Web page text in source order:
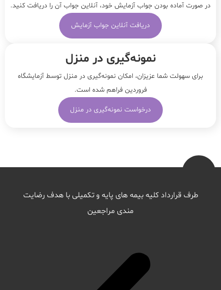
در صورت آماده بودن جواب آزمایش خود، آنلاین جواب‌ آن را دریافت کنید.
دریافت آنلاین جواب آزمایش
نمونه‌‌گیری در منزل
برای سهولت شما عزیزان، امکان نمونه‌گیری در منزل توسط آزمایشگاه
فروردین فراهم شده است.
درخواست نمونه‌گیری در منزل
طرف قرارداد کلیه بیمه های پایه و تکمیلی با هدف رضایت
مندی مراجعین